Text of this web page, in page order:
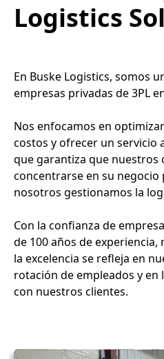
Logistics
En Buske Logistics, somos
empresas privadas de 3PL
Nos enfocamos en
costos y ofrecer un servicio
que garantiza que nuestros
concentrarse en su
nosotros gestionamos la
Con la confianza de
de 100 años de
la excelencia se refleja en
rotación de empleados y en
con nuestros clientes.